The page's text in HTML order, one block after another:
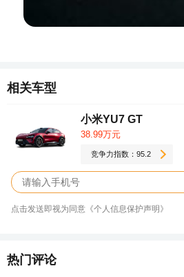
相关车型
小米YU7 GT
38.99万元
竞争力指数：95.2
点击发送即视为同意《个人信息保护声明》
热门评论